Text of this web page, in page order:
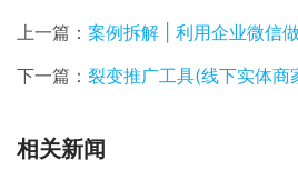
上一篇： 案例拆解 | 利用企业微信
下一篇： 裂变推广工具(线下实体商家短视频营销，如何
相关新闻